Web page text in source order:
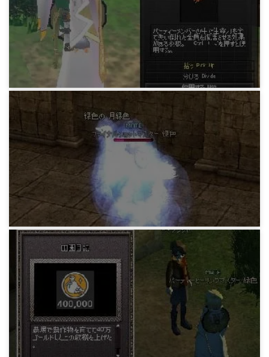
探検上げタイムアタック
15年前
早食い
マビノギ小技データ
カチコチとビリビリの回避
15年前